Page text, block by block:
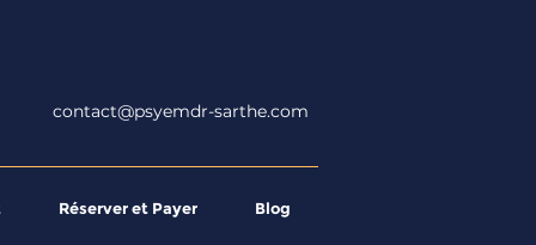
contact@psyemdr-sarthe.com
Réserver et Payer Blog